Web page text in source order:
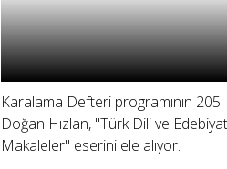
Karalama Defteri programının
Doğan Hızlan, "Türk Dili ve
Makaleler" eserini ele alıyor.